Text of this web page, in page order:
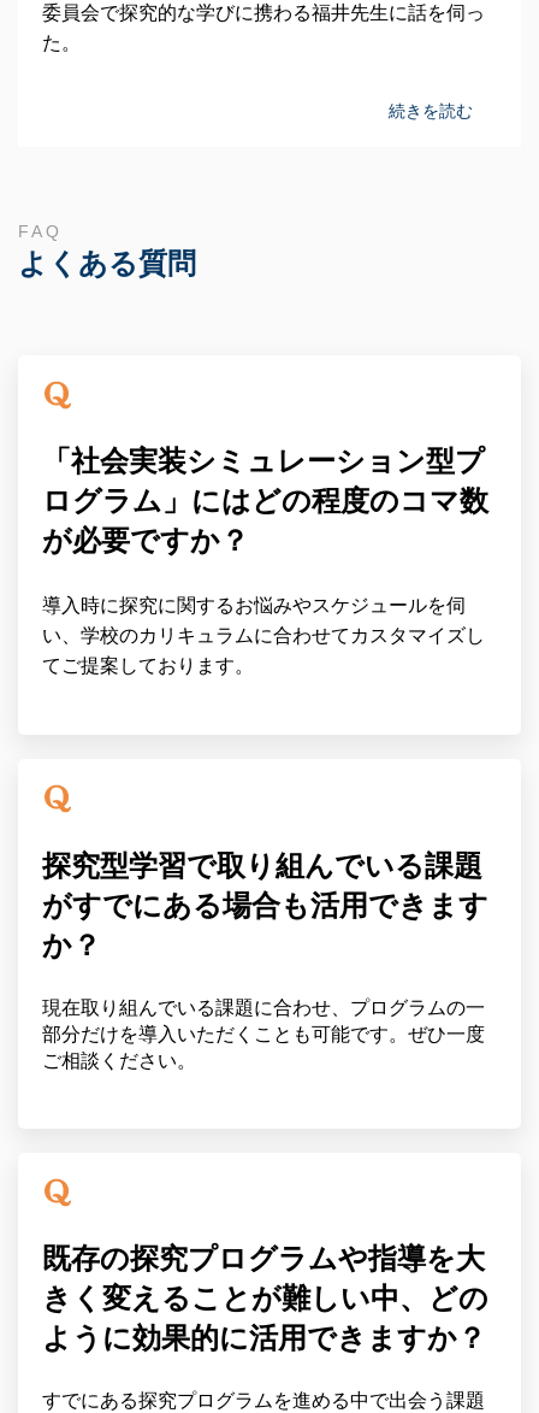
委員会で探究的な学びに携わる福井先生に話を伺っ
た。
続きを読む
FAQ
よくある質問
「社会実装シミュレーション型プ
ログラム」にはどの程度のコマ数
が必要ですか？
導入時に探究に関するお悩みやスケジュールを伺
い、学校のカリキュラムに合わせてカスタマイズし
てご提案しております。
探究型学習で取り組んでいる課題
がすでにある場合も活用できます
か？
現在取り組んでいる課題に合わせ、プログラムの一
部分だけを導入いただくことも可能です。ぜひ一度
ご相談ください。
既存の探究プログラムや指導を大
きく変えることが難しい中、どの
ように効果的に活用できますか？
すでにある探究プログラムを進める中で出会う課題